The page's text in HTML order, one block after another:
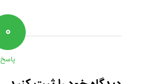
۰
پاسخ